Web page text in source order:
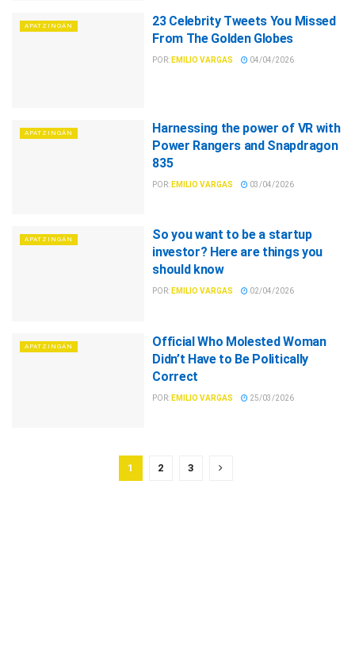
APATZINGÁN
23 Celebrity Tweets You Missed
From The Golden Globes
POR: EMILIO VARGAS 04/04/2026
APATZINGÁN
Harnessing the power of VR with
Power Rangers and Snapdragon
835
POR: EMILIO VARGAS 03/04/2026
APATZINGÁN
So you want to be a startup
investor? Here are things you
should know
POR: EMILIO VARGAS 02/04/2026
APATZINGÁN
Official Who Molested Woman
Didn’t Have to Be Politically
Correct
POR: EMILIO VARGAS 25/03/2026
1 2 3